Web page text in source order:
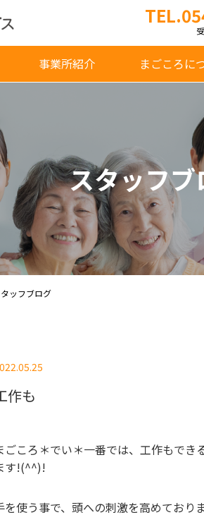
事業所紹介 まごころに
スタッフブ
ッフブログ
作も
ごころ＊でい＊一番では、工作もでき
す!(^^)!
を使う事で、頭への刺激を高めており